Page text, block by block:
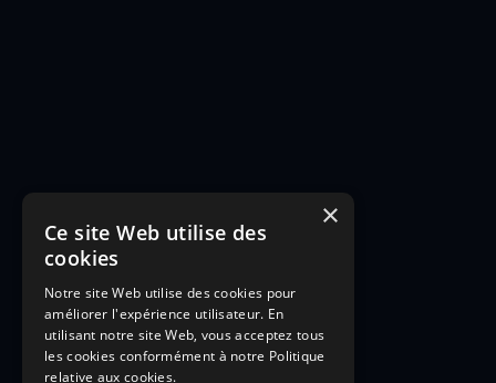
×
Ce site Web utilise des
cookies
Notre site Web utilise des cookies pour
améliorer l'expérience utilisateur. En
utilisant notre site Web, vous acceptez tous
les cookies conformément à notre Politique
relative aux cookies.